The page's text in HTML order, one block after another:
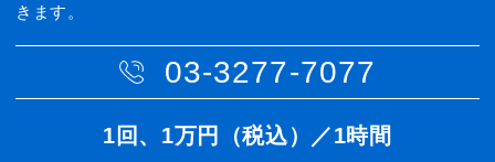
きます。
03-3277-7077
1回、1万円（税込）／1時間